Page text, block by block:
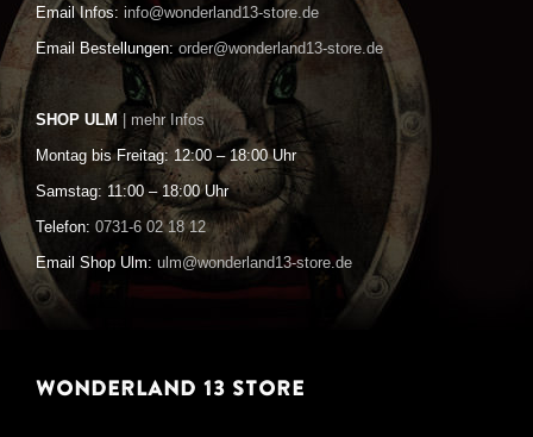
Email Infos: info@wonderland13-store.de
Email Bestellungen: order@wonderland13-store.de
SHOP ULM | mehr Infos
Montag bis Freitag: 12:00 – 18:00 Uhr
Samstag: 11:00 – 18:00 Uhr
Telefon: 0731-6 02 18 12
Email Shop Ulm: ulm@wonderland13-store.de
WONDERLAND 13 STORE